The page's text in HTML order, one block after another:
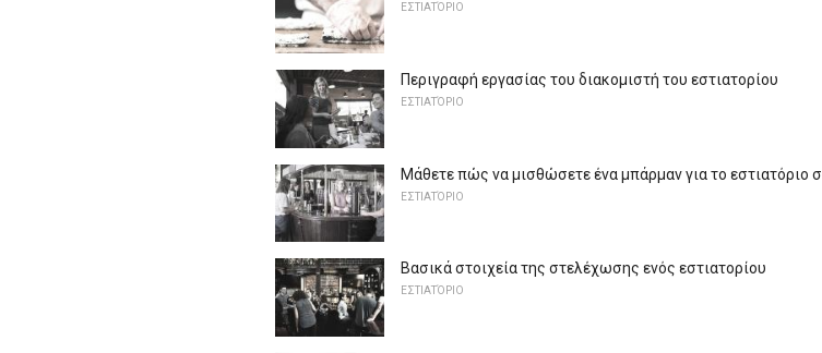
ΕΣΤΙΑΤΌΡΙΟ
Περιγραφή εργασίας του διακομιστή του εστιατορίου
ΕΣΤΙΑΤΌΡΙΟ
Μάθετε πώς να μισθώσετε ένα μπάρμαν για το εστιατόριο
ΕΣΤΙΑΤΌΡΙΟ
Βασικά στοιχεία της στελέχωσης ενός εστιατορίου
ΕΣΤΙΑΤΌΡΙΟ